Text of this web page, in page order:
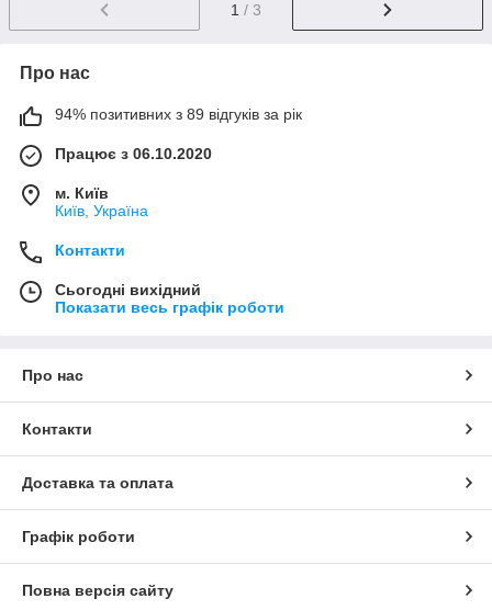
1 / 3
Про нас
94% позитивних з 89 відгуків за рік
Працює з 06.10.2020
м. Київ
Київ, Україна
Контакти
Сьогодні вихідний
Показати весь графік роботи
Про нас
Контакти
Доставка та оплата
Графік роботи
Повна версія сайту